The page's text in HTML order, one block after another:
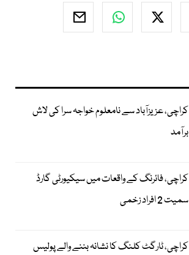
کراچی، عزیزآباد سے نامعلوم خواجہ سرا کی لاش
برآمد
کراچی، فائرنگ کے واقعات میں سیکیورٹی گارڈ
سمیت 2 افراد زخمی
کراچی، ٹارگٹ کلنگ کا نشانہ بننے والے پولیس